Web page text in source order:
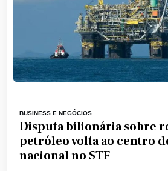
BUSINESS E NEGÓCIOS
Disputa bilionária sobre
petróleo volta ao centro
nacional no STF